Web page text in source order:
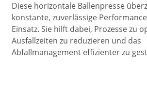
Diese horizontale Ballenpresse
konstante, zuverlässige
Einsatz. Sie hilft dabei, Prozesse zu
Ausfallzeiten zu reduzieren und das
Abfallmanagement effizienter zu